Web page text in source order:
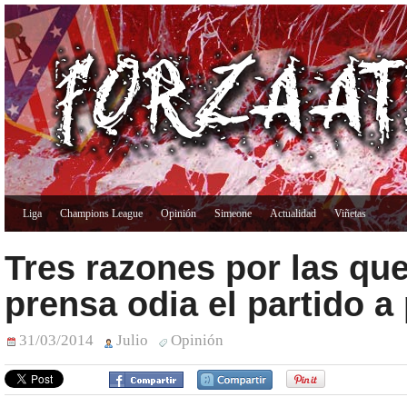
Liga Champions League Opinión Simeone Actualidad Viñetas
Tres razones por las
prensa odia el partido a
31/03/2014 Julio Opinión